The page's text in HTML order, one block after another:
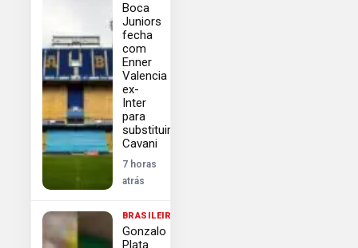
Boca
Juniors
fecha
com
Enner
Valencia
ex-
Inter
para
substituir
Cavani
7 horas
atrás
BRASILEIRÃO
Gonzalo